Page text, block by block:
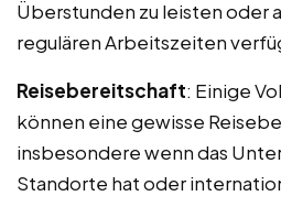
Überstunden zu leisten oder
regulären Arbeitszeiten
Reisebereitschaft: Einige
können eine gewisse
insbesondere wenn das
Standorte hat oder